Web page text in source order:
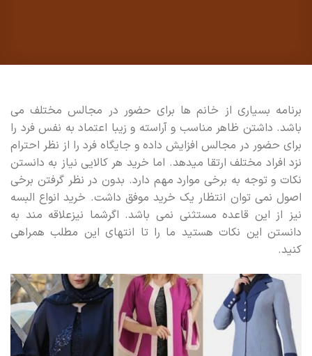
برنامه بسیاری از خانم ها برای حضور در مجالس مختلف می
باشد. داشتن ظاهر مناسب و آراسته و زیبا اعتماد به نفس فرد را
برای حضور در مجالس افزایش داده و جایگاه فرد را از نظر احترام
نزد افراد مختلف ارتقا میدهد. اما خرید هر کالایی نیاز به دانستن
نکات و توجه به برخی موارد مهم دارد. بدون در نظر گرفتن برخی
اصول نمی توان انتظار یک خرید موفق داشت. خرید انواع البسه
نیز از این قاعده مستثنی نمی باشد. اگرشما نیزعلاقه مند به
دانستن این نکات هستید ما را تا انتهای این مطلب همراهی
کنید.